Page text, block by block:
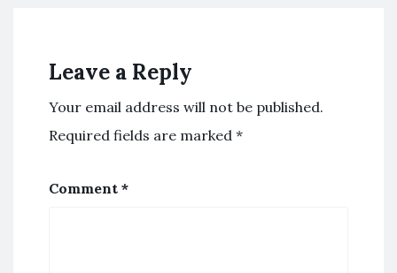
Leave a Reply
Your email address will not be published.
Required fields are marked *
Comment *